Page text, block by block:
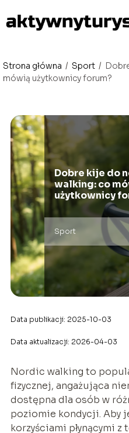
Strona główna / Sport /
mówią użytkownicy forum?
Dobre kije do
walking: co
użytkownicy
Sport
Data publikacji: 2025-10-03
Data aktualizacji: 2026-04-03
Nordic walking to
fizycznej, angażująca
dostępna dla osób w
poziomie kondycji. Aby
korzyściami płynącymi